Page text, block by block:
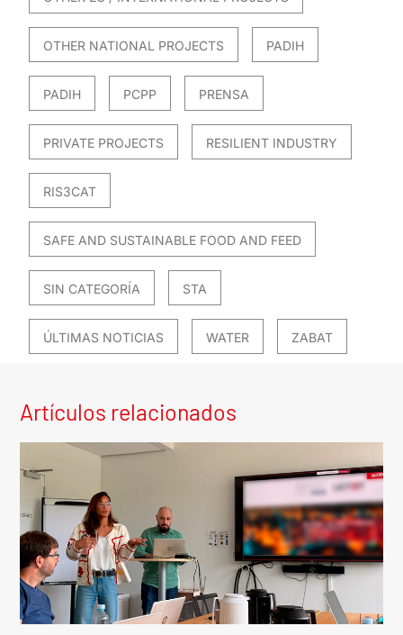
OTHER NATIONAL PROJECTS PADIH
PADIH PCPP PRENSA
PRIVATE PROJECTS RESILIENT INDUSTRY
RIS3CAT
SAFE AND SUSTAINABLE FOOD AND FEED
SIN CATEGORÍA STA
ÚLTIMAS NOTICIAS WATER ZABAT
Artículos relacionados